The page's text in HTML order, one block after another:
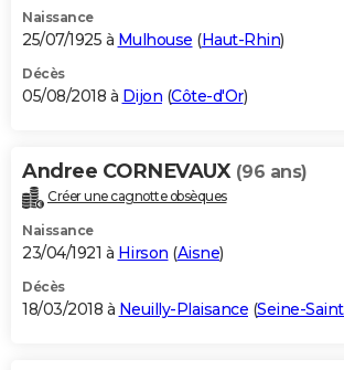
Naissance
25/07/1925 à Mulhouse (Haut-Rhin)
Décès
05/08/2018 à Dijon (Côte-d'Or)
Andree CORNEVAUX (96 ans)
Créer une cagnotte obsèques
Naissance
23/04/1921 à Hirson (Aisne)
Décès
18/03/2018 à Neuilly-Plaisance (Seine-